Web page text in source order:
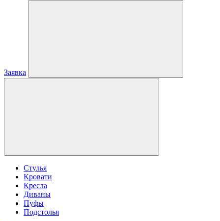
Заявка
Стулья
Кровати
Кресла
Диваны
Пуфы
Подстолья